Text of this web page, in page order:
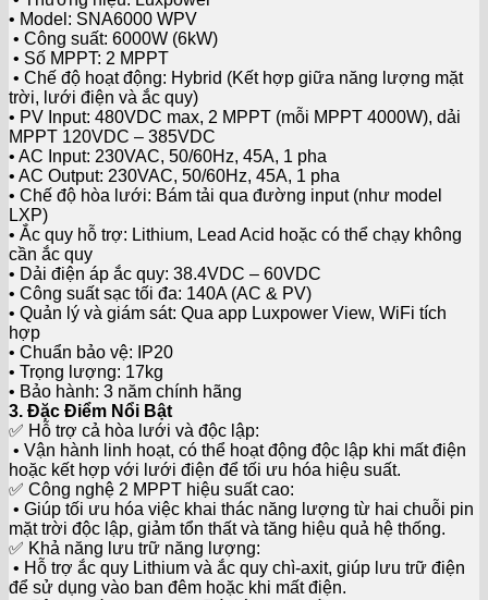
• Model: SNA6000 WPV
• Công suất: 6000W (6kW)
• Số MPPT: 2 MPPT
• Chế độ hoạt động: Hybrid (Kết hợp giữa năng lượng mặt
trời, lưới điện và ắc quy)
• PV Input: 480VDC max, 2 MPPT (mỗi MPPT 4000W), dải
MPPT 120VDC – 385VDC
• AC Input: 230VAC, 50/60Hz, 45A, 1 pha
• AC Output: 230VAC, 50/60Hz, 45A, 1 pha
• Chế độ hòa lưới: Bám tải qua đường input (như model
LXP)
• Ắc quy hỗ trợ: Lithium, Lead Acid hoặc có thể chạy không
cần ắc quy
• Dải điện áp ắc quy: 38.4VDC – 60VDC
• Công suất sạc tối đa: 140A (AC & PV)
• Quản lý và giám sát: Qua app Luxpower View, WiFi tích
hợp
• Chuẩn bảo vệ: IP20
• Trọng lượng: 17kg
• Bảo hành: 3 năm chính hãng
3. Đặc Điểm Nổi Bật
✅ Hỗ trợ cả hòa lưới và độc lập:
• Vận hành linh hoạt, có thể hoạt động độc lập khi mất điện
hoặc kết hợp với lưới điện để tối ưu hóa hiệu suất.
✅ Công nghệ 2 MPPT hiệu suất cao:
• Giúp tối ưu hóa việc khai thác năng lượng từ hai chuỗi pin
mặt trời độc lập, giảm tổn thất và tăng hiệu quả hệ thống.
✅ Khả năng lưu trữ năng lượng:
• Hỗ trợ ắc quy Lithium và ắc quy chì-axit, giúp lưu trữ điện
để sử dụng vào ban đêm hoặc khi mất điện.